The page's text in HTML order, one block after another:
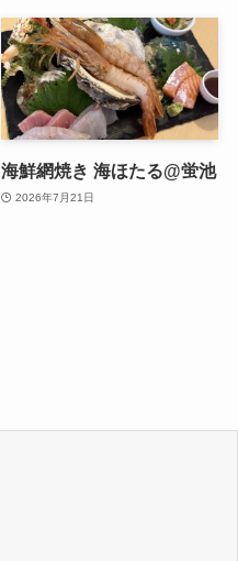
海鮮網焼き 海ほたる@蛍池
2026年7月21日